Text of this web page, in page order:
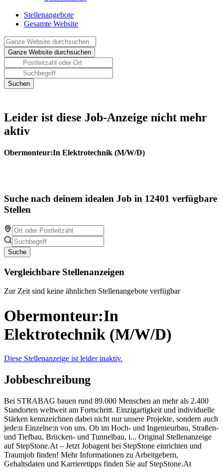
Stellenangebote
Gesamte Website
Leider ist diese Job-Anzeige nicht mehr
aktiv
Obermonteur:In Elektrotechnik (M/W/D)
Suche nach deinem idealen Job in 12401 verfügbare
Stellen
Suche
Vergleichbare Stellenanzeigen
Zur Zeit sind keine ähnlichen Stellenangebote verfügbar
Obermonteur:In
Elektrotechnik (M/W/D)
Diese Stellenanzeige ist leider inaktiv.
Jobbeschreibung
Bei STRABAG bauen rund 89.000 Menschen an mehr als 2.400
Standorten weltweit am Fortschritt. Einzigartigkeit und individuelle
Stärken kennzeichnen dabei nicht nur unsere Projekte, sondern auch
jede:n Einzelne:n von uns. Ob im Hoch- und Ingenieurbau, Straßen-
und Tiefbau, Brücken- und Tunnelbau, i... Original Stellenanzeige
auf StepStone.At – Jetzt Jobagent bei StepStone einrichten und
Traumjob finden! Mehr Informationen zu Arbeitgebern,
Gehaltsdaten und Karrieretipps finden Sie auf StepStone.At